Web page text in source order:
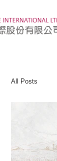
All Posts